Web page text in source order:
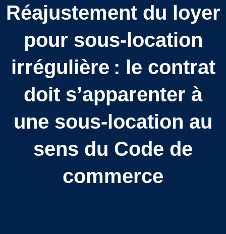
Réajustement du loyer
pour sous-location
irrégulière : le contrat
doit s’apparenter à
une sous-location au
sens du Code de
commerce